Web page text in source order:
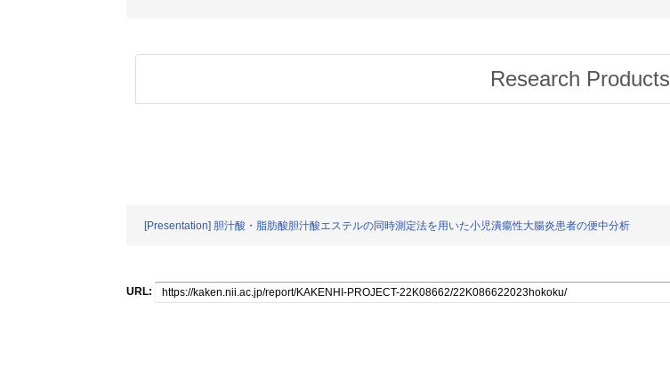
Research Products
[Presentation] 胆汁酸・脂肪酸胆汁酸エステルの同時測定法を用いた小児潰瘍性大腸炎患者の便中分析
URL: